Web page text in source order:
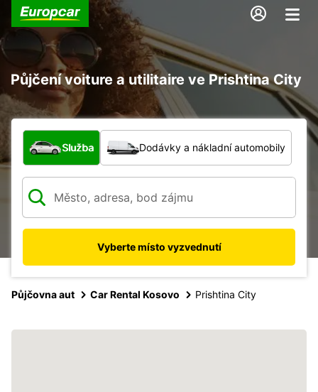
Půjčení voiture a utilitaire ve Prishtina City
Jaký typ vozidla?
Služba Dodávky a nákladní automobily
Vyberte místo vyzvednutí
Půjčovna aut Car Rental Kosovo Prishtina City